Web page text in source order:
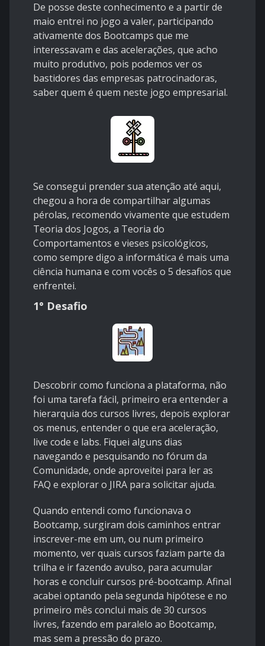
De posse deste conhecimento e a partir de
maio entrei no jogo a valer, participando
ativamente dos Bootcamps que me
interessavam e das acelerações, que acho
muito produtivo, pois podemos ver os
bastidores das empresas patrocinadoras,
saber quem é quem neste jogo empresarial.
Se consegui prender sua atenção até aqui,
chegou a hora de compartilhar algumas
pérolas, recomendo vivamente que estudem
Teoria dos Jogos, a Teoria do
Comportamentos e vieses psicológicos,
como sempre digo a informática é mais uma
ciência humana e com vocês o 5 desafios que
enfrentei.
1° Desafio
Descobrir como funciona a plataforma, não
foi uma tarefa fácil, primeiro era entender a
hierarquia dos cursos livres, depois explorar
os menus, entender o que era aceleração,
live code e labs. Fiquei alguns dias
navegando e pesquisando no fórum da
Comunidade, onde aproveitei para ler as
FAQ e explorar o JIRA para solicitar ajuda.
Quando entendi como funcionava o
Bootcamp, surgiram dois caminhos entrar
inscrever-me em um, ou num primeiro
momento, ver quais cursos faziam parte da
trilha e ir fazendo avulso, para acumular
horas e concluir cursos pré-bootcamp. Afinal
acabei optando pela segunda hipótese e no
primeiro mês conclui mais de 30 cursos
livres, fazendo em paralelo ao Bootcamp,
mas sem a pressão do prazo.